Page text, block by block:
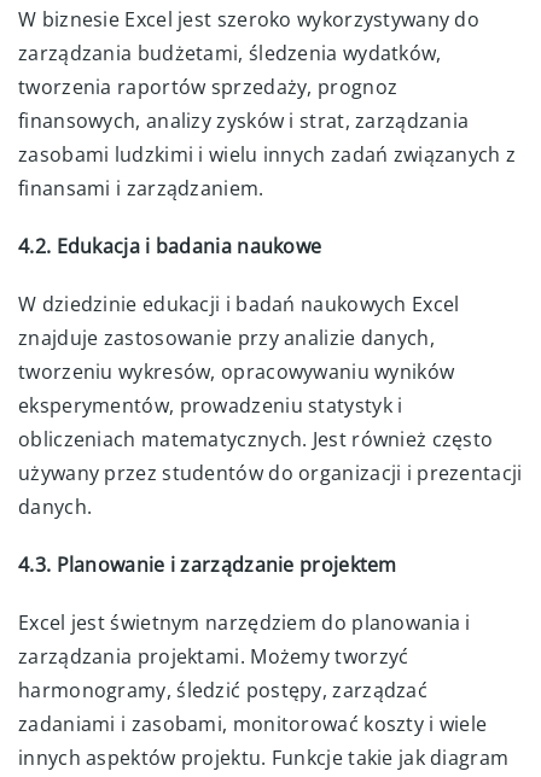
W biznesie Excel jest szeroko wykorzystywany do
zarządzania budżetami, śledzenia wydatków,
tworzenia raportów sprzedaży, prognoz
finansowych, analizy zysków i strat, zarządzania
zasobami ludzkimi i wielu innych zadań związanych z
finansami i zarządzaniem.
4.2. Edukacja i badania naukowe
W dziedzinie edukacji i badań naukowych Excel
znajduje zastosowanie przy analizie danych,
tworzeniu wykresów, opracowywaniu wyników
eksperymentów, prowadzeniu statystyk i
obliczeniach matematycznych. Jest również często
używany przez studentów do organizacji i prezentacji
danych.
4.3. Planowanie i zarządzanie projektem
Excel jest świetnym narzędziem do planowania i
zarządzania projektami. Możemy tworzyć
harmonogramy, śledzić postępy, zarządzać
zadaniami i zasobami, monitorować koszty i wiele
innych aspektów projektu. Funkcje takie jak diagram